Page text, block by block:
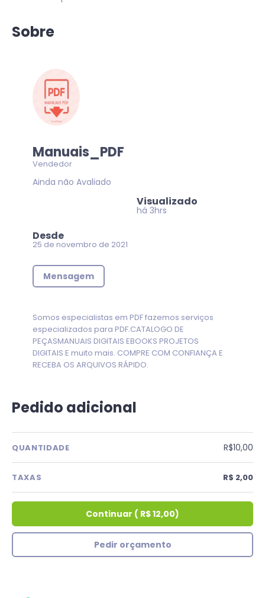
Sobre
Manuais_PDF
Vendedor
Ainda não Avaliado
Visualizado
há 3hrs
Desde
25 de novembro de 2021
Mensagem
Somos especialistas em PDF fazemos serviços
especializados para PDF.CATALOGO DE
PEÇASMANUAIS DIGITAIS EBOOKS PROJETOS
DIGITAIS E muito mais. COMPRE COM CONFIANÇA E
RECEBA OS ARQUIVOS RÁPIDO.
Pedido adicional
QUANTIDADE R$10,00
TAXAS R$ 2,00
Continuar ( R$ 12,00)
Pedir orçamento